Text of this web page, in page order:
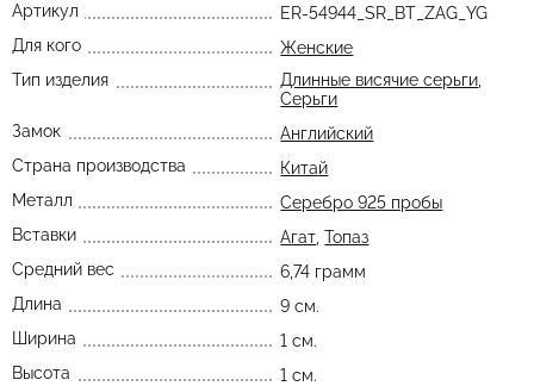
Артикул
ER-54944_SR_BT_ZAG_YG
Для кого
Женские
Тип изделия
Длинные висячие серьги
Серьги
Замок
Английский
Страна производства
Китай
Металл
Серебро 925 пробы
Вставки
Агат ,Топаз
Средний вес
6,74 грамм
Длина
9 см.
Ширина
1 см.
Высота
1 см.